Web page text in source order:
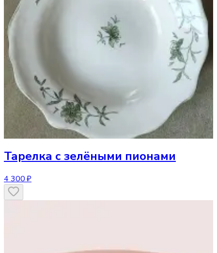
Тарелка с зелёными пионами
4 300 ₽